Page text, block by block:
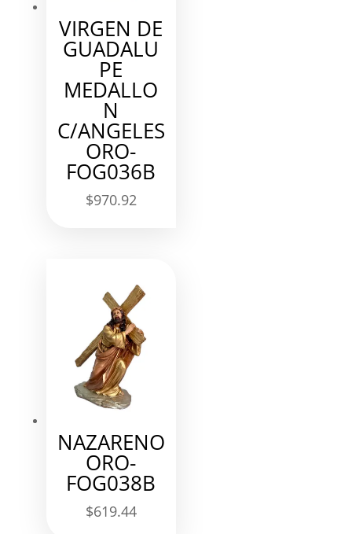
VIRGEN DE
GUADALU
PE
MEDALLO
N
C/ANGELES
ORO-
FOG036B
$970.92
NAZARENO
ORO-
FOG038B
$619.44